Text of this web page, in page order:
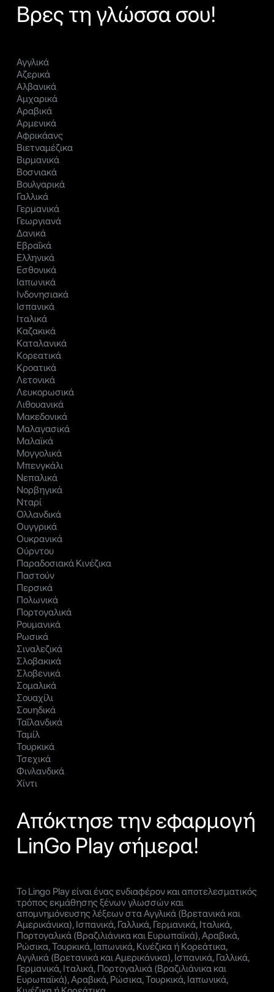
Βρες τη γλώσσα σου!
Αγγλικά
Αζερικά
Αλβανικά
Αμχαρικά
Αραβικά
Αρμενικά
Αφρικάανς
Βιετναμέζικα
Βιρμανικά
Βοσνιακά
Βουλγαρικά
Γαλλικά
Γερμανικά
Γεωργιανά
Δανικά
Εβραΐκά
Ελληνικά
Εσθονικά
Ιαπωνικά
Ινδονησιακά
Ισπανικά
Ιταλικά
Καζακικά
Καταλανικά
Κορεατικά
Κροατικά
Λετονικά
Λευκορωσικά
Λιθουανικά
Μακεδονικά
Μαλαγασικά
Μαλαϊκά
Μογγολικά
Μπενγκάλι
Νεπαλικά
Νορβηγικά
Νταρί
Ολλανδικά
Ουγγρικά
Ουκρανικά
Ούρντου
Παραδοσιακά Κινέζικα
Παστούν
Περσικά
Πολωνικά
Πορτογαλικά
Ρουμανικά
Ρωσικά
Σιναλεζικά
Σλοβακικά
Σλοβενικά
Σομαλικά
Σουαχίλι
Σουηδικά
Ταΐλανδικά
Ταμίλ
Τουρκικά
Τσεχικά
Φινλανδικά
Χίντι
Απόκτησε την εφαρμογή
LinGo Play σήμερα!
Το Lingo Play είναι ένας ενδιαφέρον και αποτελεσματικός
τρόπος εκμάθησης ξένων γλωσσών και
απομνημόνευσης λέξεων στα Αγγλικά (Βρετανικά και
Αμερικάνικα), Ισπανικά, Γαλλικά, Γερμανικά, Ιταλικά,
Πορτογαλικά (Βραζιλιάνικα και Ευρωπαϊκά), Αραβικά,
Ρώσικα, Τουρκικά, Ιαπωνικά, Κινέζικα ή Κορεάτικα,
Αγγλικά (Βρετανικά και Αμερικάνικα), Ισπανικά, Γαλλικά,
Γερμανικά, Ιταλικά, Πορτογαλικά (Βραζιλιάνικα και
Ευρωπαϊκά), Αραβικά, Ρώσικα, Τουρκικά, Ιαπωνικά,